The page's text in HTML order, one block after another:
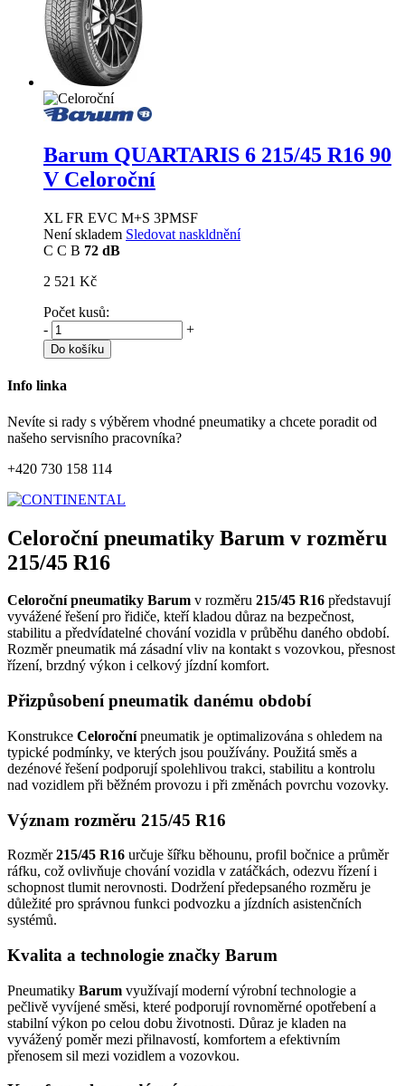
Barum QUARTARIS 6 215/45 R16 90
V Celoroční
XL FR EVC M+S 3PMSF
Není skladem Sledovat naskldnění
C C B 72 dB
2 521 Kč
Počet kusů:
-
+
Do košíku
Info linka
Nevíte si rady s výběrem vhodné pneumatiky a chcete poradit od
našeho servisního pracovníka?
+420 730 158 114
Celoroční pneumatiky Barum v rozměru
215/45 R16
Celoroční pneumatiky Barum v rozměru 215/45 R16 představují
vyvážené řešení pro řidiče, kteří kladou důraz na bezpečnost,
stabilitu a předvídatelné chování vozidla v průběhu daného období.
Rozměr pneumatik má zásadní vliv na kontakt s vozovkou, přesnost
řízení, brzdný výkon i celkový jízdní komfort.
Přizpůsobení pneumatik danému období
Konstrukce Celoročnípneumatik je optimalizována s ohledem na
typické podmínky, ve kterých jsou používány. Použitá směs a
dezénové řešení podporují spolehlivou trakci, stabilitu a kontrolu
nad vozidlem při běžném provozu i při změnách povrchu vozovky.
Význam rozměru 215/45 R16
Rozměr215/45 R16 určuje šířku běhounu, profil bočnice a průměr
ráfku, což ovlivňuje chování vozidla v zatáčkách, odezvu řízení i
schopnost tlumit nerovnosti. Dodržení předepsaného rozměru je
důležité pro správnou funkci podvozku a jízdních asistenčních
systémů.
Kvalita a technologie značky Barum
Pneumatiky Barum využívají moderní výrobní technologie a
pečlivě vyvíjené směsi, které podporují rovnoměrné opotřebení a
stabilní výkon po celou dobu životnosti. Důraz je kladen na
vyvážený poměr mezi přilnavostí, komfortem a efektivním
přenosem sil mezi vozidlem a vozovkou.